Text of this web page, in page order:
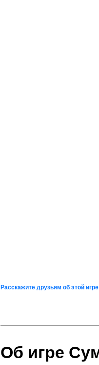
Расскажите друзьям об этой игре
Об игре